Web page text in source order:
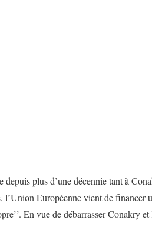
depuis plus d’une décennie tant à
Européenne vient de financer
En vue de débarrasser Conakry